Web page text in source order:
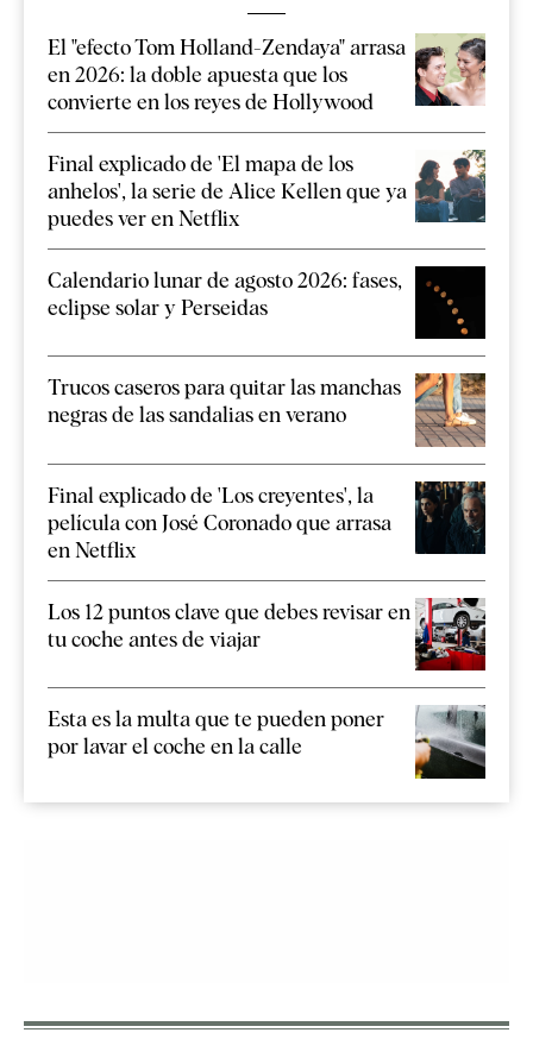
El "efecto Tom Holland-Zendaya" arrasa
en 2026: la doble apuesta que los
convierte en los reyes de Hollywood
Final explicado de 'El mapa de los
anhelos', la serie de Alice Kellen que ya
puedes ver en Netflix
Calendario lunar de agosto 2026: fases,
eclipse solar y Perseidas
Trucos caseros para quitar las manchas
negras de las sandalias en verano
Final explicado de 'Los creyentes', la
película con José Coronado que arrasa
en Netflix
Los 12 puntos clave que debes revisar en
tu coche antes de viajar
Esta es la multa que te pueden poner
por lavar el coche en la calle